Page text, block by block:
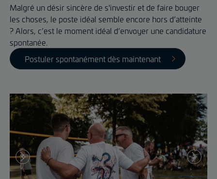
Malgré un désir sincère de s'investir et de faire bouger
les choses, le poste idéal semble encore hors d’atteinte
? Alors, c’est le moment idéal d’envoyer une candidature
spontanée.
Postuler spontanément dès maintenant